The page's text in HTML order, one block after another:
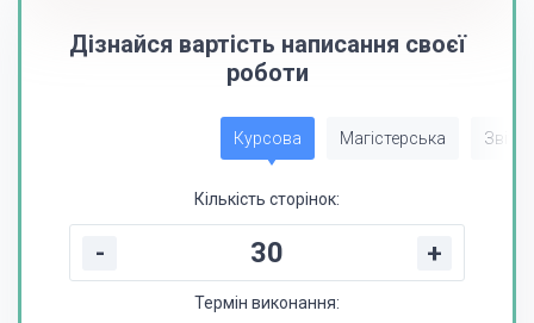
Дізнайся вартість написання своєї
роботи
Курсова Магістерська Звіт
Кількість сторінок:
- +
Термін виконання: